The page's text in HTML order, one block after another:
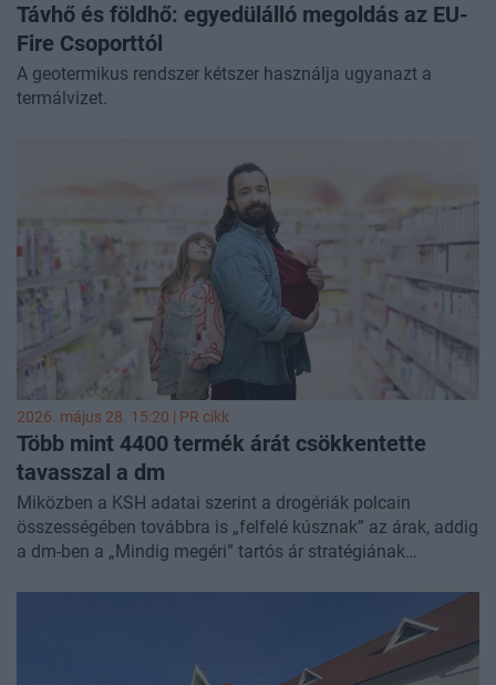
Távhő és földhő: egyedülálló megoldás az EU-
Fire Csoporttól
A geotermikus rendszer kétszer használja ugyanazt a
termálvizet.
2026. május 28. 15:20 | PR cikk
Több mint 4400 termék árát csökkentette
tavasszal a dm
Miközben a KSH adatai szerint a drogériák polcain
összességében továbbra is „felfelé kúsznak” az árak, addig
a dm-ben a „Mindig megéri” tartós ár stratégiának
nem drágul. A vállalat márciustól összesen több mint 4400
termék árát csökkentette, átlagosan 11,37%-kal, ami
nemcsak önmagában jelentős lépés, hanem figyelembe
véve, hogy a szektorban éves alapon a mosó- és